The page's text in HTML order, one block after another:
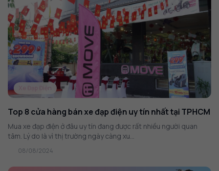
Top 8 cửa hàng bán xe đạp điện uy tín nhất tại TPHCM
Mua xe đạp điện ở đâu uy tín đang được rất nhiều người quan
tâm. Lý do là vì thị trường ngày càng xu...
08/08/2024